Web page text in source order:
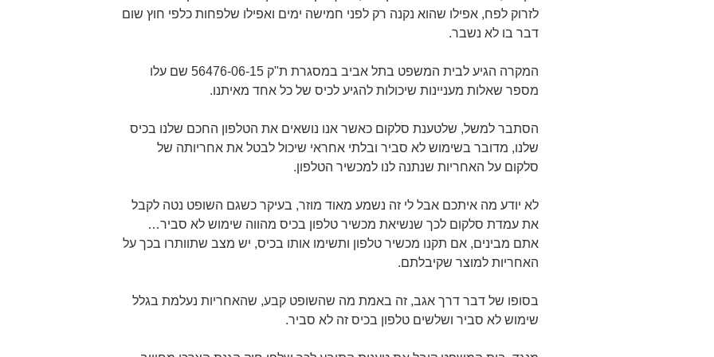
לזרוק לפח, אפילו שהוא נקנה רק לפני חמישה ימים ואפילו שלפחות כלפי חוץ שום
דבר בו לא נשבר.
המקרה הגיע לבית המשפט בתל אביב במסגרת ת"ק 56476-06-15 שם עלו
מספר שאלות מעניינות שיכולות להגיע לכיס של כל אחד מאיתנו.
הסתבר למשל, שלטענת סלקום כאשר אנו נושאים את הטלפון החכם שלנו בכיס
שלנו, מדובר בשימוש לא סביר ובלתי אחראי שיכול לבטל את אחריותה של
סלקום על האחריות שנתנה לנו למכשיר הטלפון.
לא יודע מה איתכם אבל לי זה נשמע מאוד מוזר, בעיקר כשגם השופט נטה לקבל
את עמדת סלקום לכך שנשיאת מכשיר טלפון בכיס מהווה שימוש לא סביר…
אתם מבינים, אם תקנו מכשיר טלפון ותשימו אותו בכיס, יש מצב שתוותרו בכך על
האחריות למוצר שקיבלתם.
בסופו של דבר דרך אגב, זה באמת מה שהשופט קבע, שהאחריות נעלמת בגלל
שימוש לא סביר ושלשים טלפון בכיס זה לא סביר.